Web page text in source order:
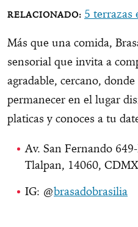
5 terrazas
Más que una comida,
sensorial que invita a
agradable, cercano,
permanecer en el lugar
platicas y conoces a tu
Av. San Fernando
Tlalpan, 14060,
IG: @brasadobrasilia